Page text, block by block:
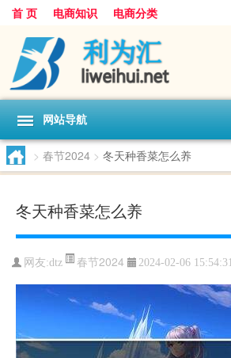
首 页 电商知识 电商分类
网站导航
> 春节2024 > 冬天种香菜怎么养
冬天种香菜怎么养
网友:dtz 春节2024 2024-02-06 15:54:31